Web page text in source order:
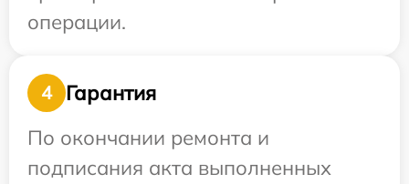
операции.
4
Гарантия
По окончании ремонта и
подписания акта выполненных